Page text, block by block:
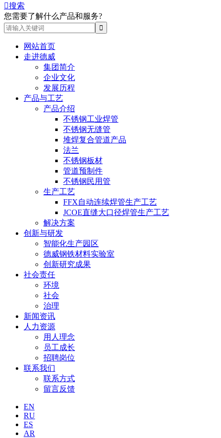
搜索
您需要了解什么产品和服务?
网站首页
走进德威
集团简介
企业文化
发展历程
产品与工艺
产品介绍
不锈钢工业焊管
不锈钢无缝管
堆焊复合管道产品
法兰
不锈钢板材
管道预制件
不锈钢民用管
生产工艺
FFX自动连续焊管生产工艺
JCOE直缝大口径焊管生产工艺
解决方案
创新与研发
智能化生产园区
德威钢铁材料实验室
创新研究成果
社会责任
环境
社会
治理
新闻资讯
人力资源
用人理念
员工成长
招聘岗位
联系我们
联系方式
留言反馈
EN
RU
ES
AR